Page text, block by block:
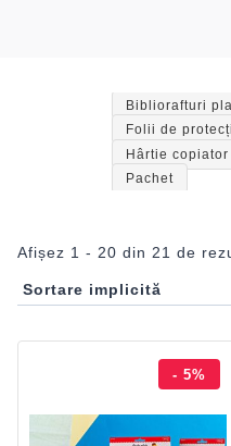
Afișez 1 - 20 din 21 de
- 5%
Bibliorafturi
Folii de
Hârtie
Pachet